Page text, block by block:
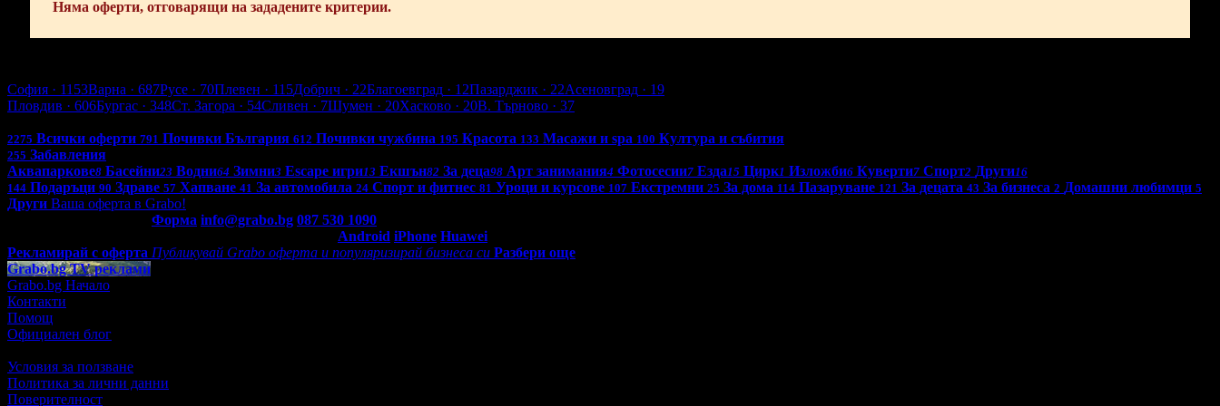
Няма оферти, отговарящи на зададените критерии.
София · 1153Варна · 687Русе · 70Плевен · 115Добрич · 22Благоевград · 12Пазарджик · 22Асеновград · 19
Пловдив · 606Бургас · 348Ст. Загора · 54Сливен · 7Шумен · 20Хасково · 20В. Търново · 37
2275 Всички оферти 791 Почивки България 612 Почивки чужбина 195 Красота 133 Масажи и spa 100 Култура и събития
255 Забавления
Аквапаркове8 Басейни23 Водни64 Зимни3 Escape игри13 Екшън82 За деца98 Арт занимания4 Фотосесии7 Езда15 Цирк1 Изложби6 Куверти7 Спорт2 Други16
144 Подаръци 90 Здраве 57 Хапване 41 За автомобила 24 Спорт и фитнес 81 Уроци и курсове 107 Екстремни 25 За дома 114 Пазаруване 121 За децата 43 За бизнеса 2 Домашни любимци 5
Други Ваша оферта в Grabo!
Форма info@grabo.bg 087 530 1090
Android iPhone Huawei
Рекламирай с оферта Публикувай Grabo оферта и популяризирай бизнеса си Разбери още
Grabo.bg TV реклами
Grabo.bg Начало
Контакти
Помощ
Официален блог
Условия за ползване
Политика за лични данни
Поверителност